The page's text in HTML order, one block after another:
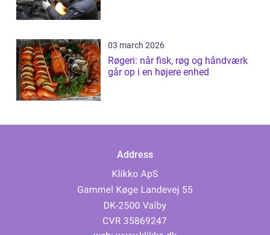
03 march 2026
Røgeri: når fisk, røg og håndværk
går op i en højere enhed
Address